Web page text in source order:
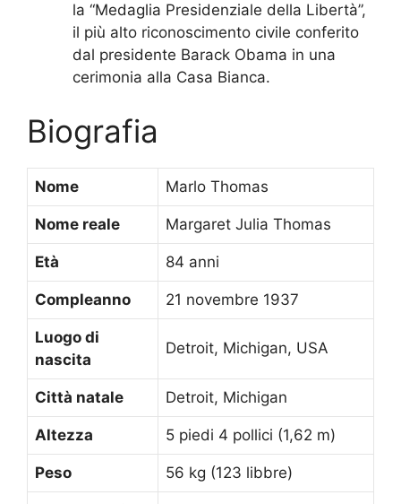
la “Medaglia Presidenziale della Libertà”,
il più alto riconoscimento civile conferito
dal presidente Barack Obama in una
cerimonia alla Casa Bianca.
Biografia
Nome Marlo Thomas
Nome reale Margaret Julia Thomas
Età 84 anni
Compleanno 21 novembre 1937
Luogo di
nascita
Detroit, Michigan, USA
Città natale Detroit, Michigan
Altezza 5 piedi 4 pollici (1,62 m)
Peso 56 kg (123 libbre)